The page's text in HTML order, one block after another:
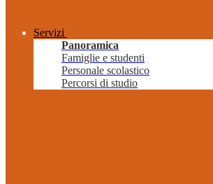
Servizi
Panoramica
Famiglie e studenti
Personale scolastico
Percorsi di studio